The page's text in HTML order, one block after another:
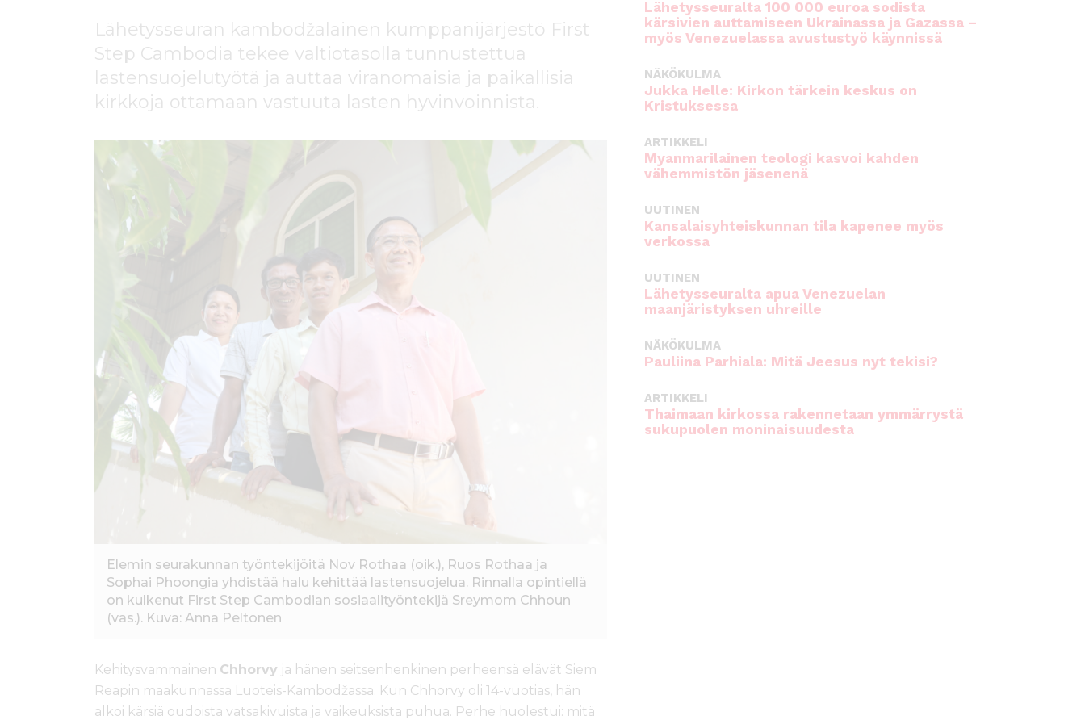
Lähetysseuran kambodžalainen kumppanijärjestö First
Step Cambodia tekee valtiotasolla tunnustettua
lastensuojelutyötä ja auttaa viranomaisia ja paikallisia
kirkkoja ottamaan vastuuta lasten hyvinvoinnista.
Elemin seurakunnan työntekijöitä Nov Rothaa (oik.), Ruos Rothaa ja
Sophai Phoongia yhdistää halu kehittää lastensuojelua. Rinnalla opintiellä
on kulkenut First Step Cambodian sosiaalityöntekijä Sreymom Chhoun
(vas.). Kuva: Anna Peltonen
Kehitysvammainen Chhorvy ja hänen seitsenhenkinen perheensä elävät Siem
Reapin maakunnassa Luoteis-Kambodžassa. Kun Chhorvy oli 14-vuotias, hän
alkoi kärsiä oudoista vatsakivuista ja vaikeuksista puhua. Perhe huolestui: mitä
Lähetysseuralta 100 000 euroa sodista
kärsivien auttamiseen Ukrainassa ja Gazassa –
myös Venezuelassa avustustyö käynnissä
NÄKÖKULMA
Jukka Helle: Kirkon tärkein keskus on
Kristuksessa
ARTIKKELI
Myanmarilainen teologi kasvoi kahden
vähemmistön jäsenenä
UUTINEN
Kansalaisyhteiskunnan tila kapenee myös
verkossa
UUTINEN
Lähetysseuralta apua Venezuelan
maanjäristyksen uhreille
NÄKÖKULMA
Pauliina Parhiala: Mitä Jeesus nyt tekisi?
ARTIKKELI
Thaimaan kirkossa rakennetaan ymmärrystä
sukupuolen moninaisuudesta